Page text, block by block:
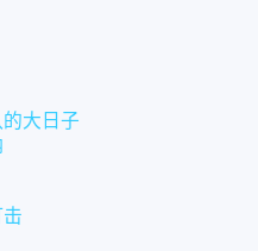
大日子